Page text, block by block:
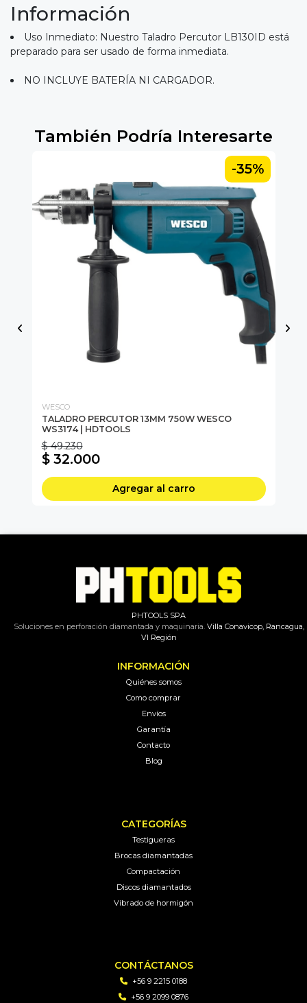
Información
Uso Inmediato: Nuestro Taladro Percutor LB130ID está
preparado para ser usado de forma inmediata.
NO INCLUYE BATERÍA NI CARGADOR.
También Podría Interesarte
-35%
WESCO
TALADRO PERCUTOR 13MM 750W WESCO
WS3174 | HDTOOLS
$ 49.230
$ 32.000
Agregar al carro
PHTOOLS SPA
Soluciones en perforación diamantada y maquinaria.Villa Conavicop, Rancagua,
VI Región
INFORMACIÓN
Quiénes somos
Como comprar
Envíos
Garantía
Contacto
Blog
CATEGORÍAS
Testigueras
Brocas diamantadas
Compactación
Discos diamantados
Vibrado de hormigón
CONTÁCTANOS
+56 9 2215 0188
+56 9 2099 0876